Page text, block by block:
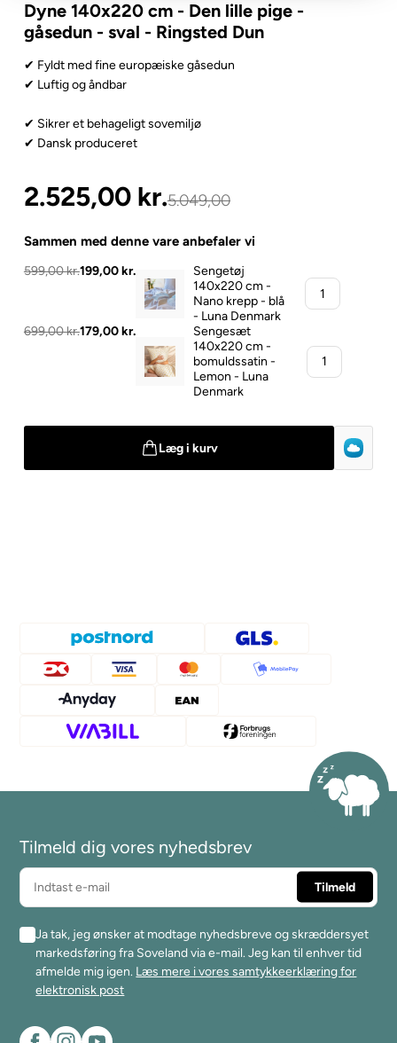
Dyne 140x220 cm - Den lille pige -
gåsedun - sval - Ringsted Dun
✔ Fyldt med fine europæiske gåsedun
✔ Luftig og åndbar
✔ Sikrer et behageligt sovemiljø
✔ Dansk produceret
2.525,00 kr.5.049,00
Sammen med denne vare anbefaler vi
Sengetøj
140x220 cm -
Nano krepp - blå
- Luna Denmark
199,00 kr.
599,00 kr.
Sengesæt
140x220 cm -
bomuldssatin -
Lemon - Luna
Denmark
179,00 kr.
699,00 kr.
Læg i kurv
Tilmeld dig vores nyhedsbrev
Ja tak, jeg ønsker at modtage nyhedsbreve og skræddersyet
markedsføring fra Soveland via e-mail. Jeg kan til enhver tid
afmelde mig igen. Læs mere i vores samtykkeerklæring for
elektronisk post